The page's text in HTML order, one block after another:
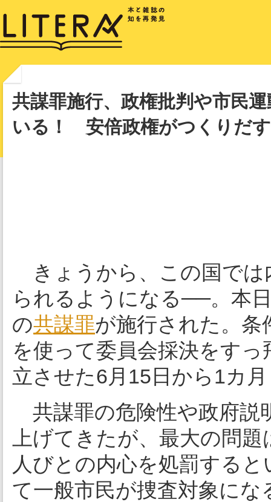
共謀罪施行、政権批判や市民
いる！ 安倍政権がつくりだ
きょうから、この国では
られるようになる──。本
の共謀罪が施行された。
を使って委員会採決をす
立させた6月15日から1カ
共謀罪の危険性や政府説
上げてきたが、最大の問
人びとの内心を処罰する
て一般市民が捜査対象に